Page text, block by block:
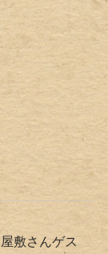
敷さんゲス